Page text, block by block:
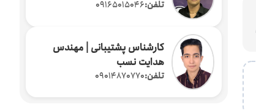
تلفن:09165015046
کارشناس پشتیبانی | مهندس
هدایت نسب
تلفن:09014870770